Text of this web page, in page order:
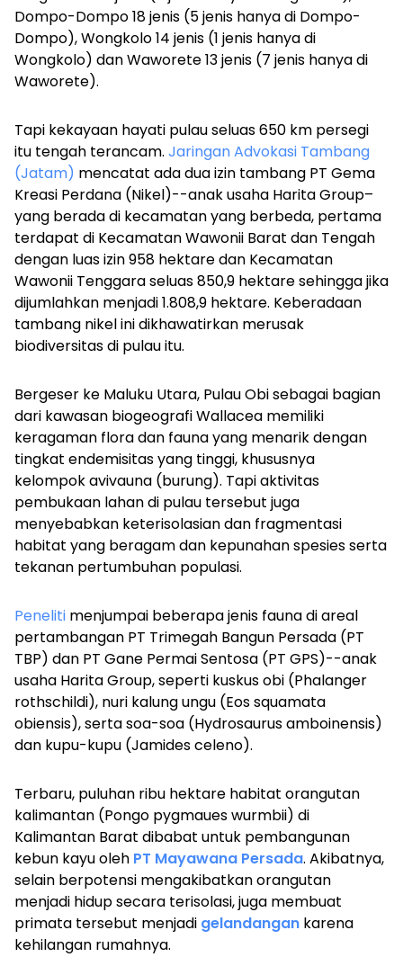
Dompo-Dompo 18 jenis (5 jenis hanya di Dompo-
Dompo), Wongkolo 14 jenis (1 jenis hanya di
Wongkolo) dan Waworete 13 jenis (7 jenis hanya di
Waworete).
Tapi kekayaan hayati pulau seluas 650 km persegi
itu tengah terancam. Jaringan Advokasi Tambang
(Jatam) mencatat ada dua izin tambang PT Gema
Kreasi Perdana (Nikel)--anak usaha Harita Group–
yang berada di kecamatan yang berbeda, pertama
terdapat di Kecamatan Wawonii Barat dan Tengah
dengan luas izin 958 hektare dan Kecamatan
Wawonii Tenggara seluas 850,9 hektare sehingga jika
dijumlahkan menjadi 1.808,9 hektare. Keberadaan
tambang nikel ini dikhawatirkan merusak
biodiversitas di pulau itu.
Bergeser ke Maluku Utara, Pulau Obi sebagai bagian
dari kawasan biogeografi Wallacea memiliki
keragaman flora dan fauna yang menarik dengan
tingkat endemisitas yang tinggi, khususnya
kelompokavivauna (burung). Tapi aktivitas
pembukaan lahan di pulau tersebut juga
menyebabkan keterisolasian dan fragmentasi
habitat yang beragam dan kepunahan spesies serta
tekanan pertumbuhan populasi.
Peneliti menjumpai beberapa jenis fauna di areal
pertambangan PT Trimegah Bangun Persada (PT
TBP) dan PT Gane Permai Sentosa (PT GPS)--anak
usaha Harita Group, seperti kuskus obi (Phalanger
rothschildi), nuri kalung ungu (Eossquamata
obiensis), serta soa-soa (Hydrosaurus amboinensis)
dan kupu-kupu (Jamides celeno).
Terbaru, puluhan ribu hektare habitat orangutan
kalimantan (Pongo pygmaues wurmbii) di
Kalimantan Barat dibabat untuk pembangunan
kebun kayu oleh PT Mayawana Persada. Akibatnya,
selain berpotensi mengakibatkan orangutan
menjadi hidup secara terisolasi, juga membuat
primata tersebut menjadi gelandangan karena
kehilangan rumahnya.